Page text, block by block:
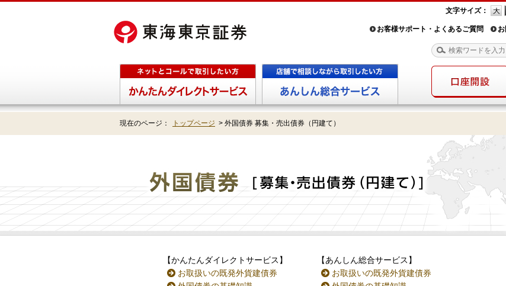
文字サイズ：
お客様サポート・よくあるご質問
現在のページ： トップページ > 外国債券 募集・売出債券（円建て）
【かんたんダイレクトサービス】
お取扱いの既発外貨建債券
【あんしん総合サービス】
お取扱いの既発外貨建債券